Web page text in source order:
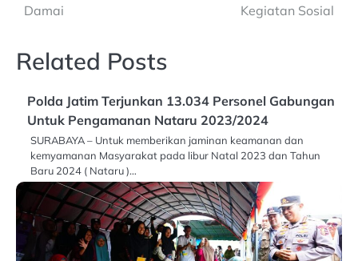
Damai
Kegiatan Sosial
Related Posts
Polda Jatim Terjunkan 13.034 Personel Gabungan
Untuk Pengamanan Nataru 2023/2024
SURABAYA – Untuk memberikan jaminan keamanan dan
kemyamanan Masyarakat pada libur Natal 2023 dan Tahun
Baru 2024 ( Nataru )…